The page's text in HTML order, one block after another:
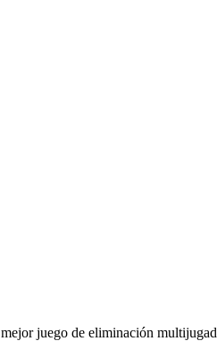
juego de eliminación